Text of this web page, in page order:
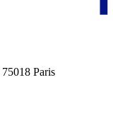
Paris